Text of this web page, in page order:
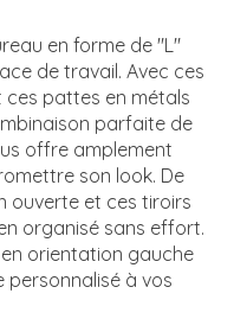
en forme de "L"
de travail. Avec ces
ces pattes en métals
parfaite de
offre amplement
son look. De
ouverte et ces tiroirs
organisé sans effort.
orientation gauche
à vos